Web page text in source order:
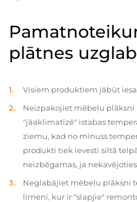
plātnes
Visiem produktiem jābūt
Neizpakojiet mēbeļu plāksni
"jāaklimatizē" istabas
ziemu, kad no mīnuss
produkti tiek ievesti siltā
neizbēgamas, ja
Neglabājiet mēbeļu plāksni
līmeni, kur ir "slapjie"